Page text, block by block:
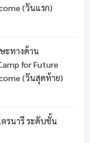
(วันแรก)
ะทางด้าน
for Future
(วันสุดท้าย)
ตรนารี ระดับชั้น